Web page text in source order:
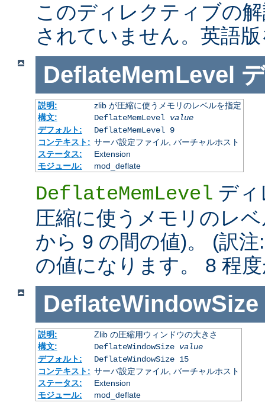
このディレクティブの
されていません。英語
DeflateMemLevel
説明:
zlib が圧縮に使うメモリのレベルを指定
構文:
DeflateMemLevel value
デフォルト:
DeflateMemLevel 9
コンテキスト: サーバ設定ファイル, バーチャルホスト
ステータス:
Extension
モジュール:
mod_deflate
DeflateMemLevel デ
圧縮に使うメモリのレ
から 9 の間の値)。 (訳
の値になります。 8 程
DeflateWindowSize
説明:
Zlib の圧縮用ウィンドウの大きさ
構文:
DeflateWindowSize value
デフォルト:
DeflateWindowSize 15
コンテキスト: サーバ設定ファイル, バーチャルホスト
ステータス:
Extension
モジュール:
mod_deflate